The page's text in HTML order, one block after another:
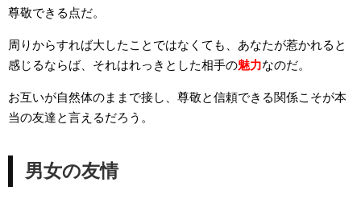
尊敬できる点だ。
周りからすれば大したことではなくても、あなたが惹かれると
感じるならば、それはれっきとした相手の魅力なのだ。
お互いが自然体のままで接し、尊敬と信頼できる関係こそが本
当の友達と言えるだろう。
男女の友情